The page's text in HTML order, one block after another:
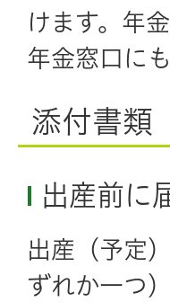
けます。年
年金窓口に
添付書類
出産前に
出産（予定
ずれか一つ）